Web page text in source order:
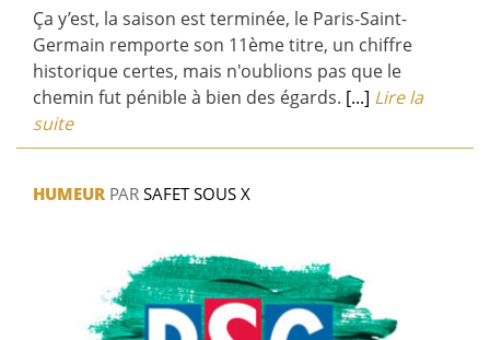
Ça y’est, la saison est terminée, le Paris-Saint-
Germain remporte son 11ème titre, un chiffre
historique certes, mais n'oublions pas que le
chemin fut pénible à bien des égards. [...] Lire la
suite
HUMEUR PAR SAFET SOUS X